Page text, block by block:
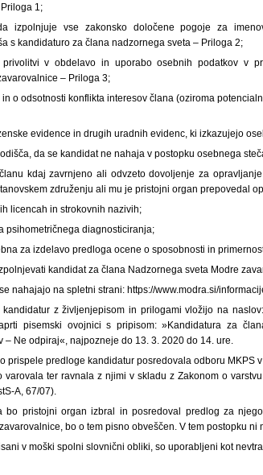
1;
izpolnjuje vse zakonsko določene pogoje za
s kandidaturo za člana nadzornega sveta – Priloga 2;
v obdelavo in uporabo osebnih podatkov v
– Priloga 3;
o odsotnosti konflikta interesov člana (oziroma
evidence in drugih uradnih evidenc, ki izkazujejo
da se kandidat ne nahaja v postopku osebnega
kdaj zavrnjeno ali odvzeto dovoljenje za
združenju ali mu je pristojni organ prepovedal
licencah in strokovnih nazivih;
psihometričnega diagnosticiranja;
za izdelavo predloga ocene o sposobnosti in
kandidat za člana Nadzornega sveta Modre
nahajajo na spletni strani: https://www.modra.si/
z življenjepisom in prilogami vložijo na
pisemski ovojnici s pripisom: »Kandidatura za
– Ne odpiraj«, najpozneje do 13. 3. 2020 do 14. ure.
prispele predloge kandidatur posredovala odboru MKPS
varovala ter ravnala z njimi v skladu z Zakonom o
A, 67/07).
bo pristojni organ izbral in posredoval predlog za
bo o tem pisno obveščen. V tem postopku ni
v moški spolni slovnični obliki, so uporabljeni kot